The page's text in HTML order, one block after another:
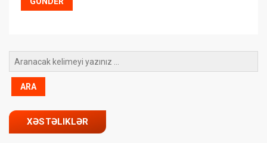
XƏSTƏLIKLƏR